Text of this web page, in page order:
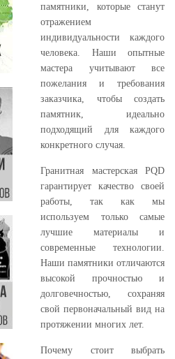
памятники, которые станут
отражением
индивидуальности каждого
человека. Наши опытные
мастера учитывают все
пожелания и требования
заказчика, чтобы создать
памятник, идеально
подходящий для каждого
конкретного случая.
Гранитная мастерская PQD
гарантирует качество своей
работы, так как мы
используем только самые
лучшие материалы и
современные технологии.
Наши памятники отличаются
высокой прочностью и
долговечностью, сохраняя
свой первоначальный вид на
протяжении многих лет.
Почему стоит выбрать